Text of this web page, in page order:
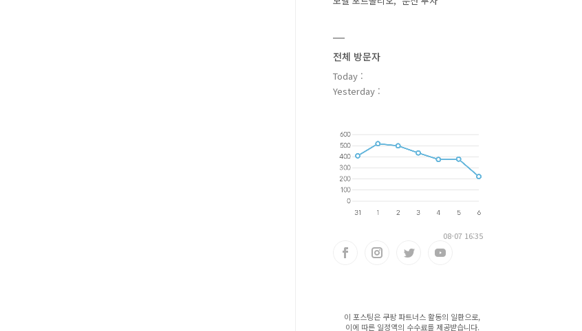
전체 방문자
Today :
Yesterday :
08-07 16:35
이 포스팅은 쿠팡 파트너스 활동의 일환으로,
이에 따른 일정액의 수수료를 제공받습니다.